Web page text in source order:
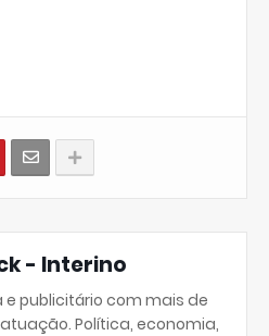
- Interino
e publicitário com mais de
Política, economia,